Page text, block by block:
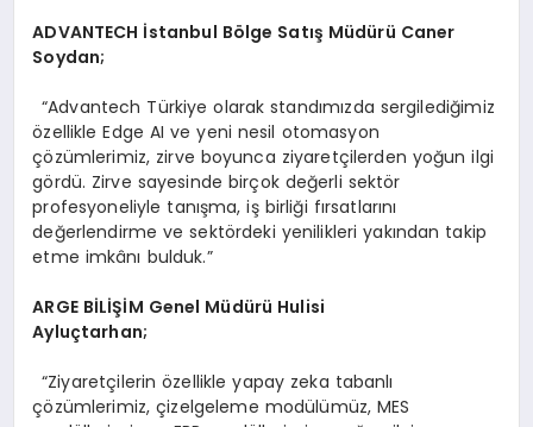
ADVANTECH İstanbul Bölge Satış Müdürü Caner
Soydan;
“Advantech Türkiye olarak standımızda sergilediğimiz
özellikle Edge AI ve yeni nesil otomasyon
çözümlerimiz, zirve boyunca ziyaretçilerden yoğun ilgi
gördü. Zirve sayesinde birçok değerli sektör
profesyoneliyle tanışma, iş birliği fırsatlarını
değerlendirme ve sektördeki yenilikleri yakından takip
etme imkânı bulduk.”
ARGEBİLİŞİM Genel Müdürü Hulisi
Ayluçtarhan;
“Ziyaretçilerin özellikle yapay zeka tabanlı
çözümlerimiz, çizelgeleme modülümüz, MES